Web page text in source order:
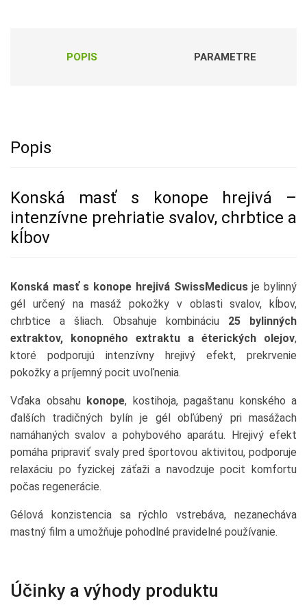
POPIS PARAMETRE
Popis
Konská masť s konope hrejivá –
intenzívne prehriatie svalov, chrbtice a
kĺbov
Konská masť s konope hrejivá SwissMedicusje bylinný
gél určený na masáž pokožky v oblasti svalov, kĺbov,
chrbtice a šliach. Obsahuje kombináciu 25 bylinných
extraktov, konopného extraktu a éterických olejov,
ktoré podporujú intenzívny hrejivý efekt, prekrvenie
pokožky a príjemný pocit uvoľnenia.
Vďaka obsahu konope, kostihoja, pagaštanu konského a
ďalších tradičných bylín je gél obľúbený pri masážach
namáhaných svalov a pohybového aparátu. Hrejivý efekt
pomáha pripraviť svaly pred športovou aktivitou, podporuje
relaxáciu po fyzickej záťaži a navodzuje pocit komfortu
počas regenerácie.
Gélová konzistencia sa rýchlo vstrebáva, nezanecháva
mastný film a umožňuje pohodlné pravidelné používanie.
Účinky a výhody produktu